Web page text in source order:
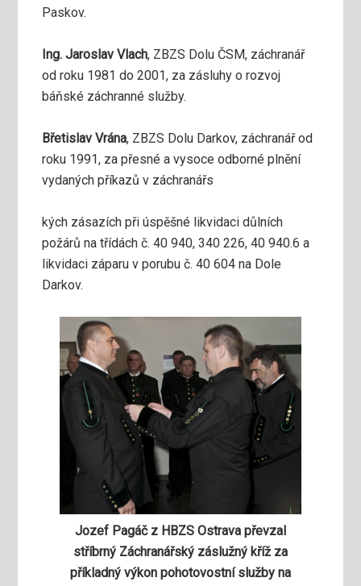
Paskov.
Ing. Jaroslav Vlach, ZBZS Dolu ČSM, záchranář
od roku 1981 do 2001, za zásluhy o rozvoj
báňské záchranné služby.
Břetislav Vrána, ZBZS Dolu Darkov, záchranář od
roku 1991, za přesné a vysoce odborné plnění
vydaných příkazů v záchranářs
kých zásazích při úspěšné likvidaci důlních
požárů na třídách č. 40 940, 340 226, 40 940.6 a
likvidaci záparu v porubu č. 40 604 na Dole
Darkov.
Jozef Pagáč z HBZS Ostrava převzal
stříbrný Záchranářský záslužný kříž za
příkladný výkon pohotovostní služby na